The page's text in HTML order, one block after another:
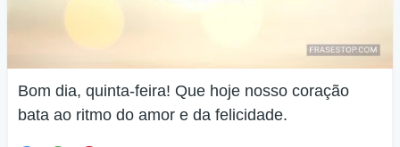
Bom dia, quinta-feira! Que hoje nosso coração
bata ao ritmo do amor e da felicidade.